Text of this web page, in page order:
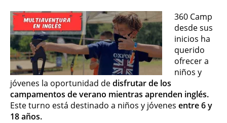
360 Camp
desde sus
inicios ha
querido
ofrecer a
niños y
jóvenes la oportunidad dedisfrutar de los
campamentos de verano mientras aprenden inglés.
Este turno está destinado a niños y jóvenes entre 6 y
18 años.